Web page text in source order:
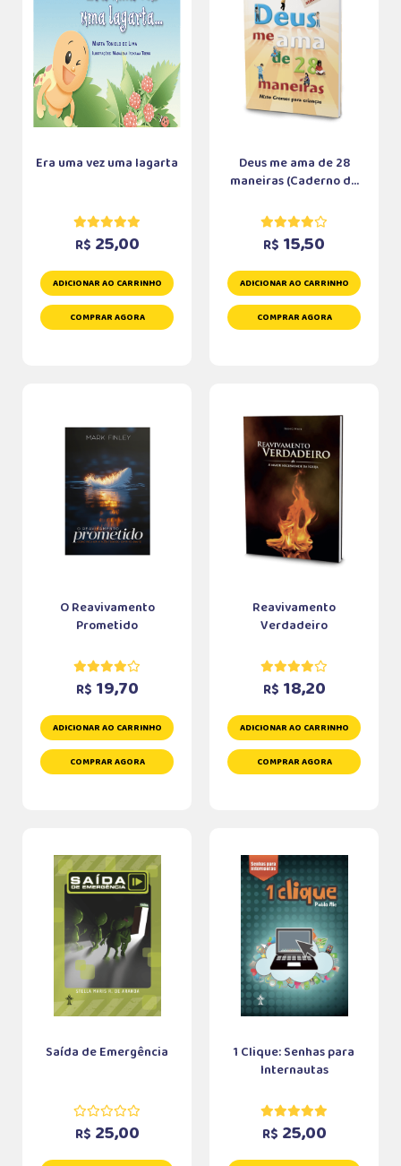
Era uma vez uma lagarta
R$ 25,00
ADICIONAR AO CARRINHO
COMPRAR AGORA
Deus me ama de 28
maneiras (Caderno d...
R$ 15,50
ADICIONAR AO CARRINHO
COMPRAR AGORA
O Reavivamento
Prometido
R$ 19,70
ADICIONAR AO CARRINHO
COMPRAR AGORA
Reavivamento
Verdadeiro
R$ 18,20
ADICIONAR AO CARRINHO
COMPRAR AGORA
Saída de Emergência
R$ 25,00
1 Clique: Senhas para
Internautas
R$ 25,00